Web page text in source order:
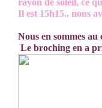
rayon de soleil, ce
Il est 15h15.. nous
Nous en sommes
Le broching en a